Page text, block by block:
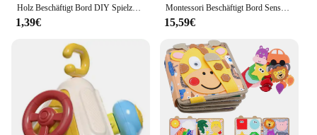
Holz Beschäftigt Bord DIY Spielzeug Baby Montessori Sinnes Aktivität Bord Zubehör Für Kinder Schlösser Busyboard Teile Pädagogisches Spielzeug
1,39€
Montessori Beschäftigt Bord Sensorischen Spielzeug Holz Mit LED Licht Schalter Control Board Reise Aktivitäten Kinder Spiele Für 2-4 Jahre alt
15,59€